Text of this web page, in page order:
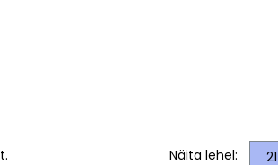
Näita lehel: